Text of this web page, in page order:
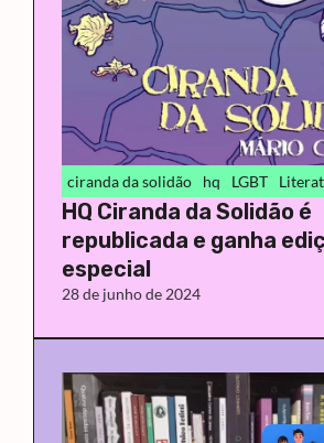
ciranda da solidão hq LGBT
HQ Ciranda da Solidão é
republicada e ganha
especial
28 de junho de 2024